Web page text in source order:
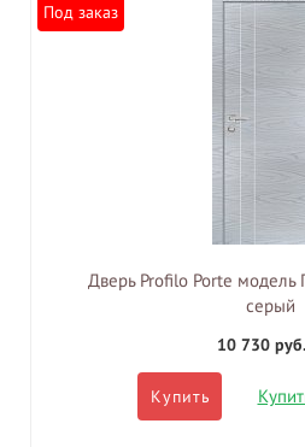
Под заказ
Дверь Profilo Porte модель
серый
10 730 руб.
Купить